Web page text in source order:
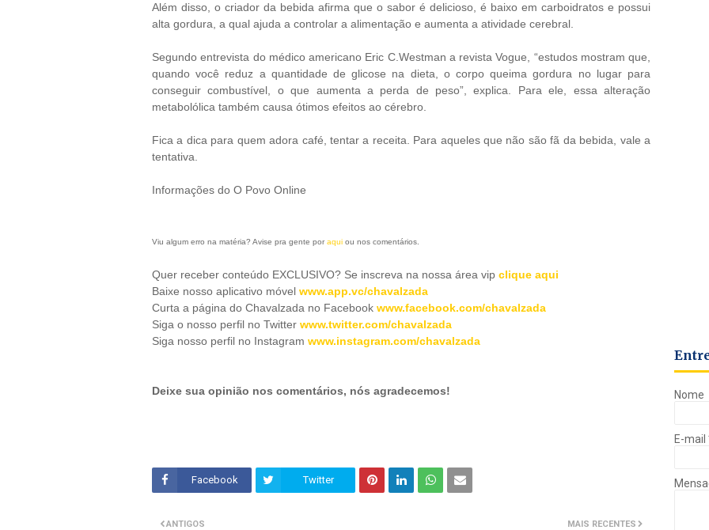
Além disso, o criador da bebida afirma que o sabor é delicioso, é baixo em carboidratos e possui
alta gordura, a qual ajuda a controlar a alimentação e aumenta a atividade cerebral.
Segundo entrevista do médico americano Eric C.Westman a revista Vogue, “estudos mostram que,
quando você reduz a quantidade de glicose na dieta, o corpo queima gordura no lugar para
conseguir combustível, o que aumenta a perda de peso”, explica. Para ele, essa alteração
metabolólica também causa ótimos efeitos ao cérebro.
Fica a dica para quem adora café, tentar a receita. Para aqueles que não são fã da bebida, vale a
tentativa.
Informações do O Povo Online
Viu algum erro na matéria? Avise pra gente por aqui ou nos comentários.
Quer receber conteúdo EXCLUSIVO? Se inscreva na nossa área vip clique aqui
Baixe nosso aplicativo móvel www.app.vc/chavalzada
Curta a página do Chavalzada no Facebook www.facebook.com/chavalzada
Siga o nosso perfil no Twitter www.twitter.com/chavalzada
Siga nosso perfil no Instagram www.instagram.com/chavalzada
Deixe sua opinião nos comentários, nós agradecemos!
Facebook Twitter
MAIS RECENTES
ANTIGOS
Nome
E-mail